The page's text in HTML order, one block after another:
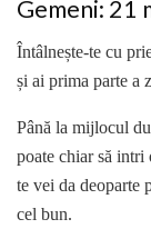
Gemeni: 21
Întâlnește-te cu
și ai prima parte a
Până la mijlocul
poate chiar să
te vei da deoparte
cel bun.